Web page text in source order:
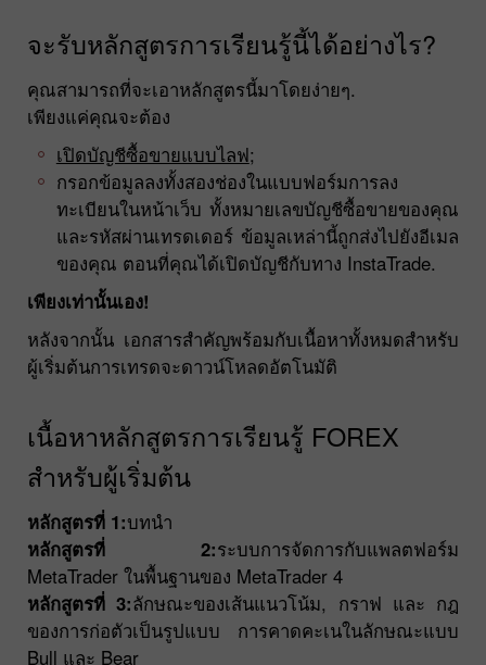
จะรับหลักสูตรการเรียนรู้นี้ได้อย่างไร?
คุณสามารถที่จะเอาหลักสูตรนี้มาโดยง่ายๆ.
เพียงแค่คุณจะต้อง
เปิดบัญชีซื้อขายแบบไลฟ;
กรอกข้อมูลลงทั้งสองช่องในแบบฟอร์มการลง
ทะเบียนในหน้าเว็บ ทั้งหมายเลขบัญชีซื้อขายของคุณ
และรหัสผ่านเทรดเดอร์ ข้อมูลเหล่านี้ถูกส่งไปยังอีเมล
ของคุณ ตอนที่คุณได้เปิดบัญชีกับทาง InstaTrade.
เพียงเท่านั้นเอง!
หลังจากนั้น เอกสารสำคัญพร้อมกับเนื้อหาทั้งหมดสำหรับ
ผู้เริ่มต้นการเทรดจะดาวน์โหลดอัตโนมัติ
เนื้อหาหลักสูตรการเรียนรู้ FOREX
สำหรับผู้เริ่มต้น
หลักสูตรที่ 1:บทนำ
หลักสูตรที่ 2:ระบบการจัดการกับแพลตฟอร์ม
MetaTrader ในพื้นฐานของ MetaTrader 4
หลักสูตรที่ 3:ลักษณะของเส้นแนวโน้ม, กราฟ และ กฎ
ของการก่อตัวเป็นรูปแบบ การคาดคะเนในลักษณะแบบ
Bull และ Bear